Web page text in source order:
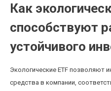
Как
способствуют
устойчивого
Экологические ETF позволяют
средства в компании,